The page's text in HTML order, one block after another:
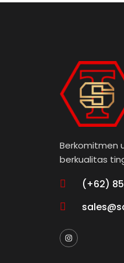
Berkomitmen
berkualitas
(+62)